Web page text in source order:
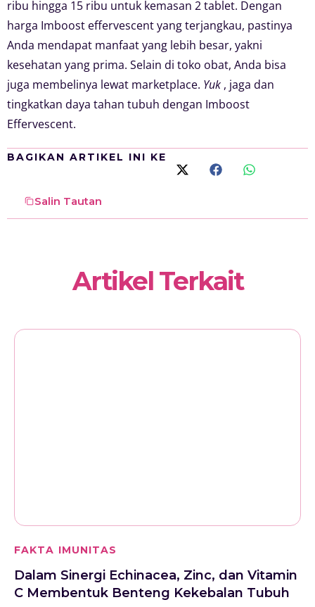
ribu hingga 15 ribu untuk kemasan 2 tablet. Dengan
harga Imboost effervescent yang terjangkau, pastinya
Anda mendapat manfaat yang lebih besar, yakni
kesehatan yang prima. Selain di toko obat, Anda bisa
juga membelinya lewat marketplace. Yuk , jaga dan
tingkatkan daya tahan tubuh dengan Imboost
Effervescent.
BAGIKAN ARTIKEL INI KE
Salin Tautan
Artikel Terkait
FAKTA IMUNITAS
Dalam Sinergi Echinacea, Zinc, dan Vitamin
C Membentuk Benteng Kekebalan Tubuh